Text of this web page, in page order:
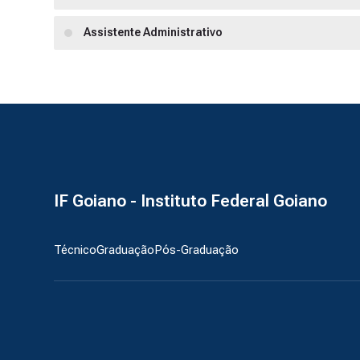
Assistente Administrativo
IF Goiano - Instituto Federal Goiano
TécnicoGraduaçãoPós-Graduação